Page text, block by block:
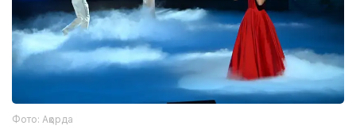
Фото: Ақорда